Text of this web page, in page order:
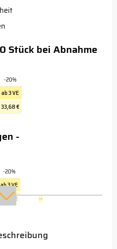
Stück bei Abnahme
-20%
ab 3 VE
33,68 €
-
-20%
ab 3 VE
27,73 € →